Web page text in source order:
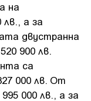
на
лв., а за
двустранна
900 лв.
са
000 лв. От
000 лв., а за